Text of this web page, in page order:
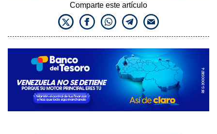
Comparte este artículo